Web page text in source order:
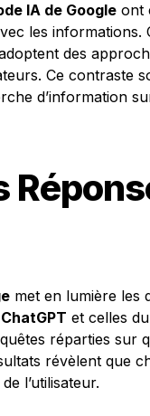
IA de Google ont
les informations.
des
Ce contraste
d’information
met en lumière les
ChatGPT et celles du
réparties sur
révèlent que
l’utilisateur.